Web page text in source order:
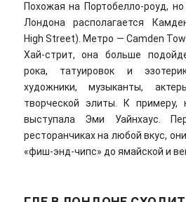
Похожая на Портобелло-роуд,
Лондона располагается
High Street). Метро — Camden
Хай-стрит, она больше
рока, татуировок и
художники, музыканты,
творческой элиты. К примеру,
выступала Эми Уайнхаус.
ресторанчиках на любой вкус,
«фиш-энд-чипс» до ямайской и